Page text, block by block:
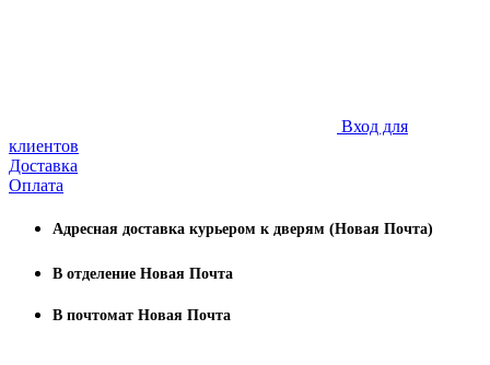
Вход для
клиентов
Доставка
Оплата
Адресная доставка курьером к дверям (Новая Почта)
В отделение Новая Почта
В почтомат Новая Почта